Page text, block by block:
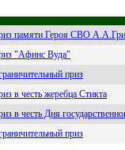
памяти Героя СВО
"Афинс Вуда"
приз
в честь жеребца Стикта
в честь Дня
приз